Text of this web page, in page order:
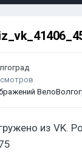
из VK.